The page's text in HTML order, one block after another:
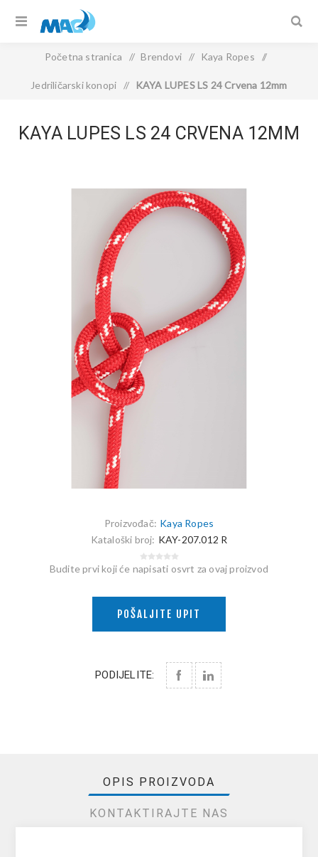
Početna stranica / Brendovi / Kaya Ropes /
Jedriličarski konopi / KAYA LUPES LS 24 Crvena 12mm
KAYA LUPES LS 24 CRVENA 12MM
Proizvođač: Kaya Ropes
Kataloški broj: KAY-207.012 R
Budite prvi koji će napisati osvrt za ovaj proizvod
POŠALJITE UPIT
PODIJELITE:
OPIS PROIZVODA
KONTAKTIRAJTE NAS